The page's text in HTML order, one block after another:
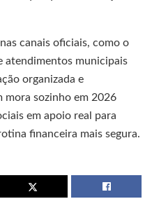
canais oficiais, como o
atendimentos municipais
organizada e
mora sozinho em 2026
em apoio real para
financeira mais segura.